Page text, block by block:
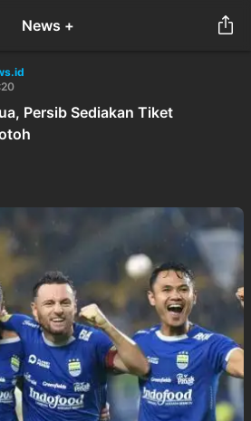
News +
Persib Sediakan Tiket